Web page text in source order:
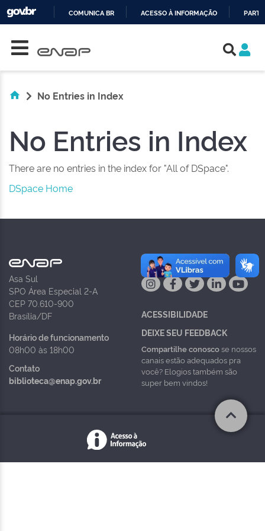
COMUNICA BR ACESSO À INFORMAÇÃO
No Entries in Index
No Entries in Index
There are no entries in the index for "All of DSpace".
DSpace Home
Asa Sul
SPO Área Especial 2-A
CEP 70.610-900
Brasília/DF
Horário de funcionamento
08h00 às 18h00
Contato
biblioteca@enap.gov.br
NAS REDES
ACESSIBILIDADE
DEIXE SEU FEEDBACK
Compartilhe conoscose nossos
canais estão adequados pra
você? Elogios também são
super bem vindos!